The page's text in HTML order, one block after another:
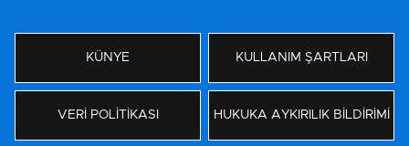
KÜNYE KULLANIM ŞARTLARI
VERİ POLİTİKASI HUKUKA AYKIRILIK BİLDİRİMİ